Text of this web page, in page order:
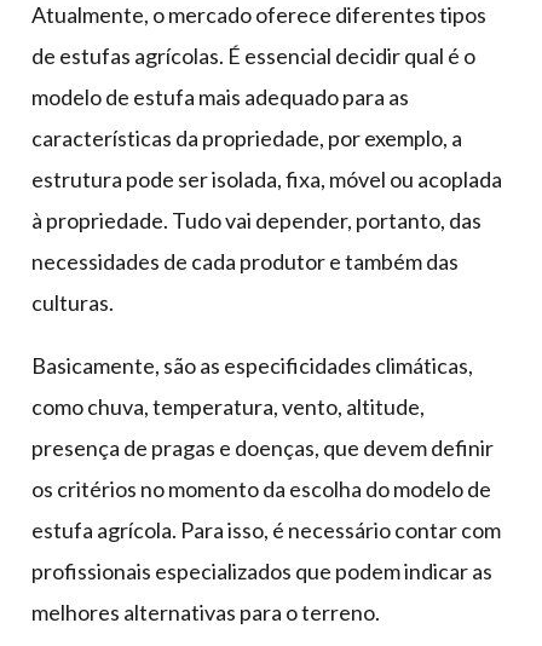
Atualmente, o mercado oferece diferentes tipos
de estufas agrícolas. É essencial decidir qual é o
modelo de estufa mais adequado para as
características da propriedade, por exemplo, a
estrutura pode ser isolada, fixa, móvel ou acoplada
à propriedade. Tudo vai depender, portanto, das
necessidades de cada produtor e também das
culturas.
Basicamente, são as especificidades climáticas,
como chuva, temperatura, vento, altitude,
presença de pragas e doenças, que devem definir
os critérios no momento da escolha do modelo de
estufa agrícola. Para isso, é necessário contar com
profissionais especializados que podem indicar as
melhores alternativas para o terreno.